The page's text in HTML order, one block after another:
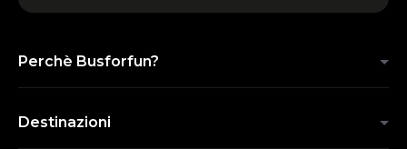
Perchè Busforfun?
Destinazioni